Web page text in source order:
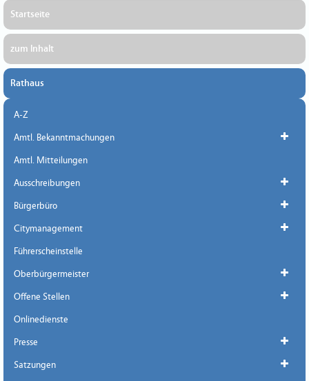
Startseite
zum Inhalt
Rathaus
A-Z
Amtl. Bekanntmachungen
Amtl. Mitteilungen
Ausschreibungen
Bürgerbüro
Citymanagement
Führerscheinstelle
Oberbürgermeister
Offene Stellen
Onlinedienste
Presse
Satzungen